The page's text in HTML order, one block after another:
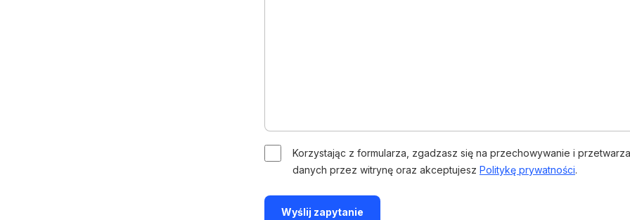
Korzystając z formularza, zgadzasz się na przechowywanie i
danych przez witrynę oraz akceptujesz Politykę prywatności.